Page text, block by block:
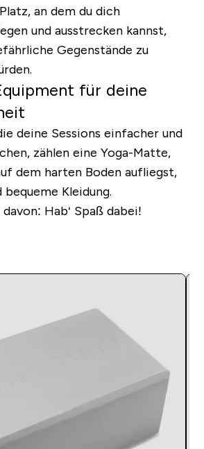
an dem du dich
und ausstrecken kannst,
Gegenstände zu
für deine
deine Sessions einfacher und
zählen eine Yoga-Matte,
dem harten Boden aufliegst,
bequeme Kleidung.
Hab‘ Spaß dabei!